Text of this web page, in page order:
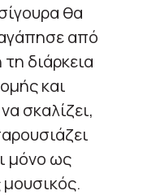
θα
από
διάρκεια
και
σκαλίζει,
μόνο ως